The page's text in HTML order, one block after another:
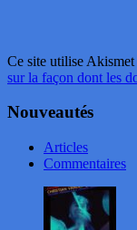
Ce site utilise
sur la façon dont les
Nouveautés
Articles
Commentaires